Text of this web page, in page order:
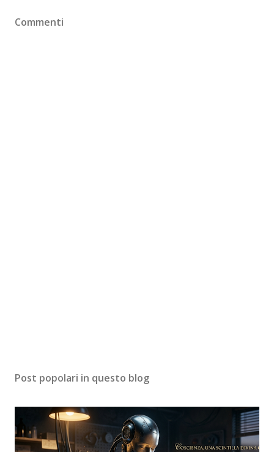
Commenti
Post popolari in questo blog